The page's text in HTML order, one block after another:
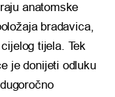
anatomske
bradavica,
tijela. Tek
je donijeti odluku